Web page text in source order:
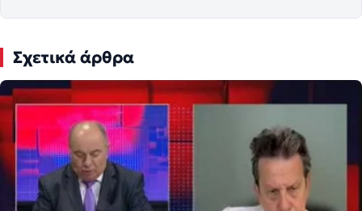
Σχετικά άρθρα